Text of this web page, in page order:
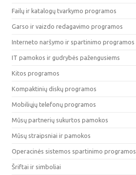
Failų ir katalogų tvarkymo programos
Garso ir vaizdo redagavimo programos
Interneto naršymo ir spartinimo programos
IT pamokos ir gudrybės pažengusiems
Kitos programos
Kompaktinių diskų programos
Mobiliųjų telefonų programos
Mūsų partnerių sukurtos pamokos
Mūsų straipsniai ir pamokos
Operacinės sistemos spartinimo programos
Šriftai ir simboliai